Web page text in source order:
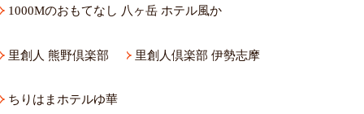
1000Mのおもてなし 八ヶ岳 ホテル風か
里創人 熊野倶楽部 里創人倶楽部 伊勢志摩
ちりはまホテルゆ華